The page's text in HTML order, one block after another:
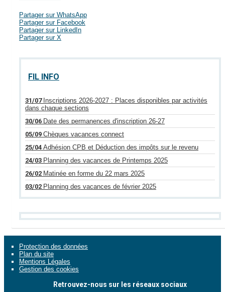
Partager sur WhatsApp
Partager sur Facebook
Partager sur LinkedIn
Partager sur X
FIL INFO
31/07 Inscriptions 2026-2027 : Places disponibles par activités
dans chaque sections
30/06 Date des permanences d'inscription 26-27
05/09 Chèques vacances connect
25/04 Adhésion CPB et Déduction des impôts sur le revenu
24/03 Planning des vacances de Printemps 2025
26/02 Matinée en forme du 22 mars 2025
03/02 Planning des vacances de février 2025
Protection des données
Plan du site
Mentions Légales
Gestion des cookies
Retrouvez-nous sur les réseaux sociaux